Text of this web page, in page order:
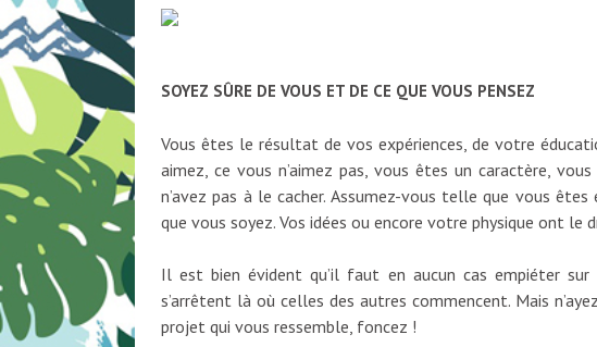
SOYEZ SÛRE DE VOUS ET DE CE QUE VOUS PENSEZ
Vous êtes le résultat de vos expériences, de votre
aimez, ce vous n’aimez pas, vous êtes un caractère,
n’avez pas à le cacher. Assumez-vous telle que vous
que vous soyez. Vos idées ou encore votre physique ont le
Il est bien évident qu’il faut en aucun cas empiéter
s’arrêtent là où celles des autres commencent. Mais
projet qui vous ressemble, foncez !